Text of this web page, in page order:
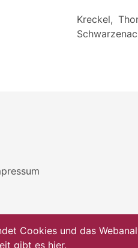
Kreckel,
Cookies und das
gibt es hier.